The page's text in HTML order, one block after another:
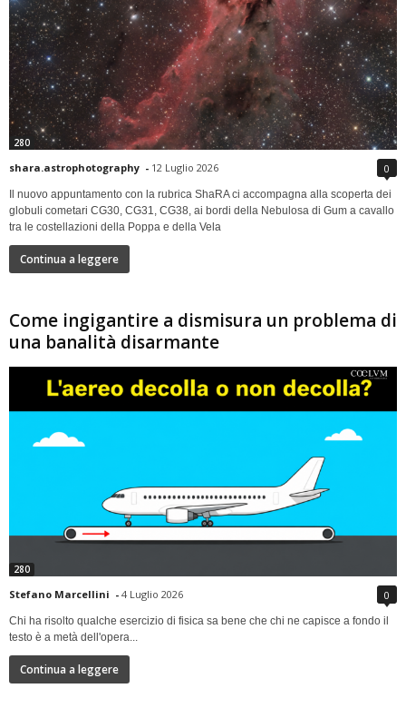
280
shara.astrophotography - 12 Luglio 2026 0
Il nuovo appuntamento con la rubrica ShaRA ci accompagna alla scoperta dei
globuli cometari CG30, CG31, CG38, ai bordi della Nebulosa di Gum a cavallo
tra le costellazioni della Poppa e della Vela
Continua a leggere
Come ingigantire a dismisura un problema di
una banalità disarmante
280
Stefano Marcellini - 4 Luglio 2026 0
Chi ha risolto qualche esercizio di fisica sa bene che chi ne capisce a fondo il
testo è a metà dell'opera...
Continua a leggere